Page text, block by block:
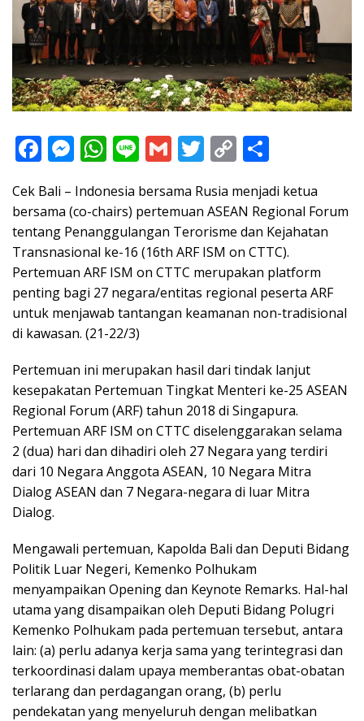
F
e
b
o
o
k
M
ss
e
n
g
er
W
at
s
A
p
p
Li
e
G
ai
l
T
itt
er
C
p
y
Li
n
k
ar
e
Cek Bali – Indonesia bersama Rusia menjadi ketua
bersama (co-chairs) pertemuan ASEAN Regional Forum
tentang Penanggulangan Terorisme dan Kejahatan
Transnasional ke-16 (16th ARF ISM on CTTC).
Pertemuan ARF ISM on CTTC merupakan platform
penting bagi 27 negara/entitas regional peserta ARF
untuk menjawab tantangan keamanan non-tradisional
di kawasan. (21-22/3)
Pertemuan ini merupakan hasil dari tindak lanjut
kesepakatan Pertemuan Tingkat Menteri ke-25 ASEAN
Regional Forum (ARF) tahun 2018 di Singapura.
Pertemuan ARF ISM on CTTC diselenggarakan selama
2 (dua) hari dan dihadiri oleh 27 Negara yang terdiri
dari 10 Negara Anggota ASEAN, 10 Negara Mitra
Dialog ASEAN dan 7 Negara-negara di luar Mitra
Dialog.
Mengawali pertemuan, Kapolda Bali dan Deputi Bidang
Politik Luar Negeri, Kemenko Polhukam
menyampaikan Opening dan Keynote Remarks. Hal-hal
utama yang disampaikan oleh Deputi Bidang Polugri
Kemenko Polhukam pada pertemuan tersebut, antara
lain: (a) perlu adanya kerja sama yang terintegrasi dan
terkoordinasi dalam upaya memberantas obat-obatan
terlarang dan perdagangan orang, (b) perlu
pendekatan yang menyeluruh dengan melibatkan